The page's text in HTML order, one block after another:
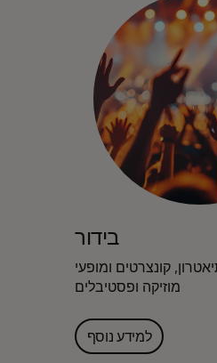
בידור
קונצרטים ומופעי
מוזיקה ופסטיבלים
למידע נוסף